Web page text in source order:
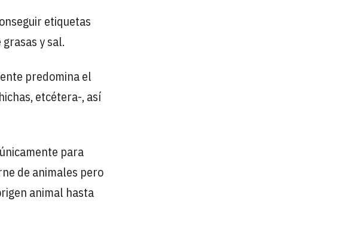
etiquetas
y sal.
predomina el
etcétera-, así
para
de animales pero
animal hasta